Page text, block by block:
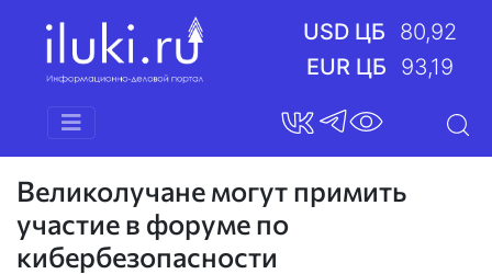
USD ЦБ
80,92
EUR ЦБ
93,19
Великолучане могут примить
участие в форуме по
кибербезопасности